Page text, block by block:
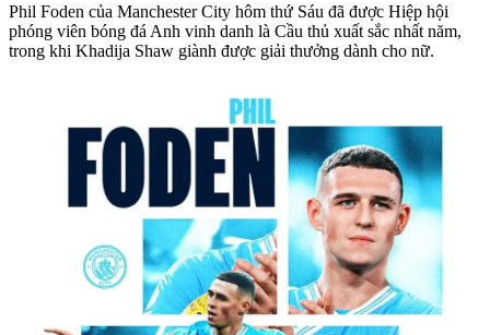
Phil Foden của Manchester City hôm thứ Sáu đã được Hiệp hội
phóng viên bóng đá Anh vinh danh là Cầu thủ xuất sắc nhất năm,
trong khi Khadija Shaw giành được giải thưởng dành cho nữ.